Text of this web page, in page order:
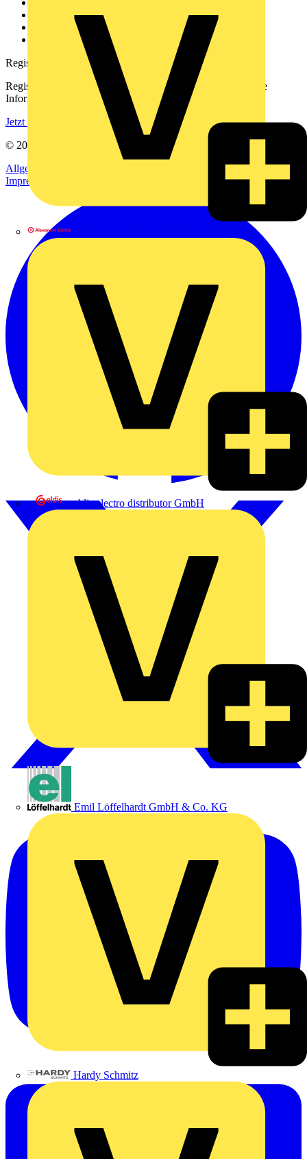
eldis electro distributor GmbH
Emil Löffelhardt GmbH & Co. KG
Hardy Schmitz
Downloadbereich (PDFs)
Häufig gestellte Fragen
voltimum.com
Registrierung
Registrieren Sie sich kostenlos und erhalten Sie stets aktuelle
Informationen aus der Elektroindustrie.
Jetzt registrieren
© 2002-
Allgemeine Geschäftsbedingungen
Datenschutzerklärung
Impressum